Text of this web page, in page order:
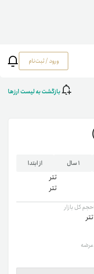
ورود / ثبت‌نام
بازگشت به لیست ارزها
۱ سال از ابتدا
تتر
تتر
حجم کل بازار
تتر
عرضه